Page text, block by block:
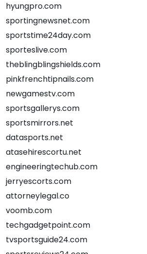
hyungpro.com
sportingnewsnet.com
sportstime24day.com
sporteslive.com
theblingblingshields.com
pinkfrenchtipnails.com
newgamestv.com
sportsgallerys.com
sportsmirrors.net
datasports.net
atasehirescortu.net
engineeringtechub.com
jerryescorts.com
attorneylegal.co
voomb.com
techgadgetpoint.com
tvsportsguide24.com